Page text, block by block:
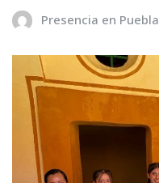
Presencia en Puebla